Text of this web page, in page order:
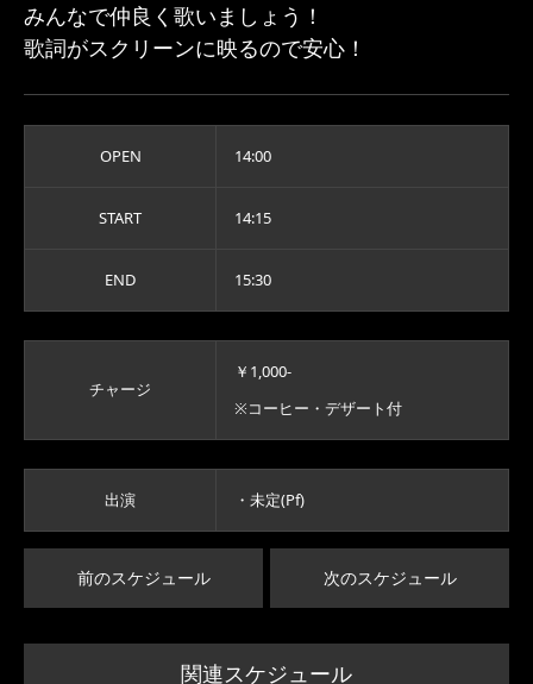
みんなで仲良く歌いましょう！
歌詞がスクリーンに映るので安心！
OPEN 14:00
START 14:15
END 15:30
チャージ
￥1,000-
※コーヒー・デザート付
出演 ・未定(Pf)
前のスケジュール 次のスケジュール
関連スケジュール